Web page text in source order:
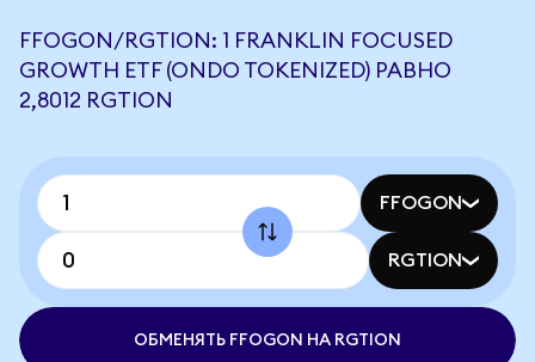
FFOGON/RGTION: 1 FRANKLIN FOCUSED
GROWTH ETF (ONDO TOKENIZED) РАВНО
2,8012 RGTION
FFOGON
RGTION
ОБМЕНЯТЬ FFOGON НА RGTION